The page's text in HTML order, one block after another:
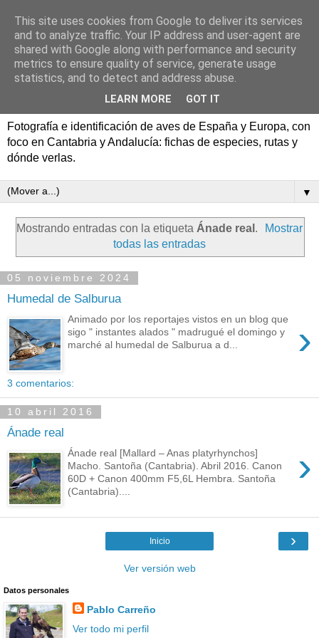
Aves de España y Europa:
fotografía y rutas de
Fotografía e identificación de aves de España y Europa, con
foco en Cantabria y Andalucía: fichas de especies, rutas y
dónde verlas.
▼
Mostrando entradas con la etiqueta Ánade real .
Mostrar
todas las entradas
05 noviembre 2024
Humedal de Salburua
›
Animado por los reportajes vistos en un blog que
sigo " instantes alados " madrugué el domingo y
marché al humedal de Salburua a d...
3 comentarios:
10 abril 2016
Ánade real
›
Ánade real [Mallard – Anas platyrhynchos]
Macho. Santoña (Cantabria). Abril 2016. Canon
60D + Canon 400mm F5,6L Hembra. Santoña
(Cantabria)....
›
Inicio
Ver versión web
Datos personales
Pablo Carreño
Ver todo mi perfil
This site uses cookies from Google to deliver its services
and to analyze traffic. Your IP address and user-agent are
shared with Google along with performance and security
metrics to ensure quality of service, generate usage
statistics, and to detect and address abuse.
LEARN MORE GOT IT